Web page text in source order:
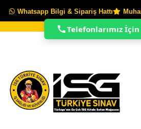
Whatsapp Bilgi & Sipariş Hattı
Telefonlarımız İçin